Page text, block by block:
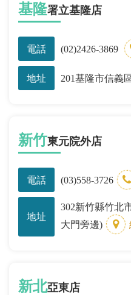
基隆署立基隆店
電話 (02)2426-3869
地址 201基隆市信義
新竹東元院外店
電話 (03)558-3726
地址
302新竹縣竹北
大門旁邊)
新北亞東店